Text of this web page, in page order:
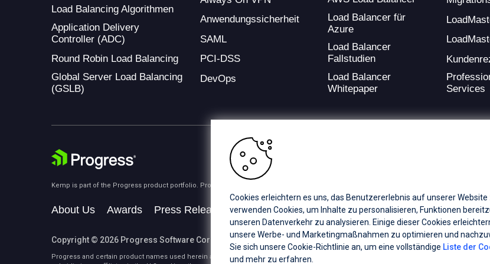
Load Balancing Algorithmen
Application Delivery
Controller (ADC)
Round Robin Load Balancing
Global Server Load Balancing
(GSLB)
Anwendungssicherheit
SAML
PCI-DSS
DevOps
Load Balancer für
Azure
Load Balancer
Fallstudien
Load Balancer
Whitepaper
Services
Kemp is part of the Progress product portfolio. Progress is the leading provider of application development and digital experience
About Us Awards Press Releases Media Coverage Careers Offices
Copyright © 2026 Progress Software Corporation and/or its subsidiaries or affiliates. All Rights Reserved.
Progress and certain product names used herein are trademarks or registered trademarks of Progress Software Corporation and/or one of
Cookies erleichtern es uns, das Benutzererlebnis auf unserer Website
verwenden Cookies, um Inhalte zu personalisieren, Funktionen
unseren Datenverkehr zu analysieren. Einige dieser Cookies
unsere Werbe- und Marketingmaßnahmen zu optimieren und
Sie sich unsere Cookie-Richtlinie an, um eine vollständige Liste der
und mehr zu erfahren.